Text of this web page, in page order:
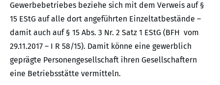
Gewerbebetriebes beziehe sich mit dem Verweis auf §
15 EStG auf alle dort angeführten Einzeltatbestände –
damit auch auf § 15 Abs. 3 Nr. 2 Satz 1 EStG (BFH vom
29.11.2017 – I R 58/15). Damit könne eine gewerblich
geprägte Personengesellschaft ihren Gesellschaftern
eine Betriebsstätte vermitteln.